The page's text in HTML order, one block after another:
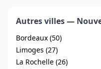
Autres villes —
Bordeaux (50)
Limoges (27)
La Rochelle (26)